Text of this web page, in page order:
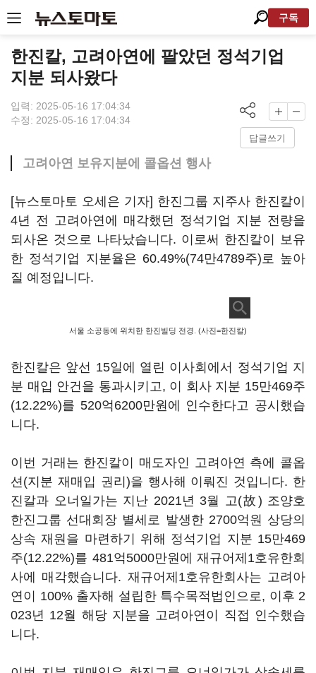
구독
한진칼, 고려아연에 팔았던 정석기업
지분 되사왔다
입력: 2025-05-16 17:04:34
수정: 2025-05-16 17:04:34
답글쓰기
고려아연 보유지분에 콜옵션 행사
[뉴스토마토 오세은 기자] 한진그룹 지주사 한진칼이
4년 전 고려아연에 매각했던 정석기업 지분 전량을
되사온 것으로 나타났습니다. 이로써 한진칼이 보유
한 정석기업 지분율은 60.49%(74만4789주)로 높아
질 예정입니다.
서울 소공동에 위치한 한진빌딩 전경. (사진=한진칼)
한진칼은 앞선 15일에 열린 이사회에서 정석기업 지
분 매입 안건을 통과시키고, 이 회사 지분 15만469주
(12.22%)를 520억6200만원에 인수한다고 공시했습
니다.
이번 거래는 한진칼이 매도자인 고려아연 측에 콜옵
션(지분 재매입 권리)을 행사해 이뤄진 것입니다. 한
진칼과 오너일가는 지난 2021년 3월 고(故) 조양호
한진그룹 선대회장 별세로 발생한 2700억원 상당의
상속 재원을 마련하기 위해 정석기업 지분 15만469
주(12.22%)를 481억5000만원에 재규어제1호유한회
사에 매각했습니다. 재규어제1호유한회사는 고려아
연이 100% 출자해 설립한 특수목적법인으로, 이후 2
023년 12월 해당 지분을 고려아연이 직접 인수했습
니다.